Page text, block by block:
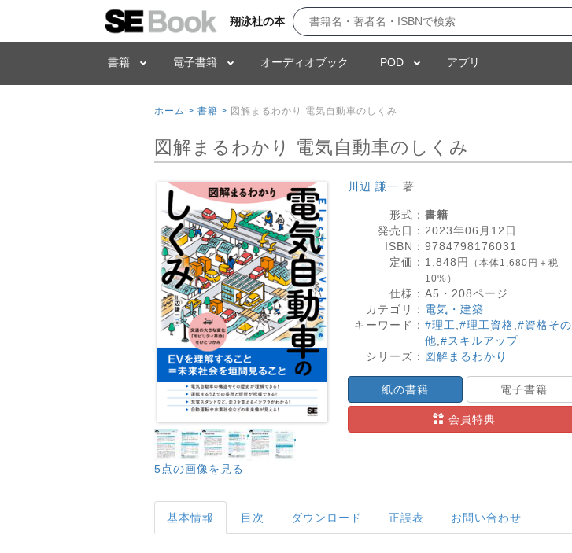
翔泳社の本
書籍 電子書籍 オーディオブック POD アプリ
ホーム > 書籍 > 図解まるわかり 電気自動車のしくみ
図解まるわかり 電気自動車のしくみ
5点の画像を見る
川辺 謙一 著
形式： 書籍
発売日： 2023年06月12日
ISBN： 9784798176031
定価： 1,848 円
（本体1,680円＋税
10%）
仕様： A5・ 208ページ
カテゴリ： 電気・建築
キーワード： #理工 #理工資格 #資格その
他 #スキルアップ
シリーズ： 図解まるわかり
紙の書籍 電子書籍
会員特典
基本情報 目次 ダウンロード 正誤表 お問い合わせ